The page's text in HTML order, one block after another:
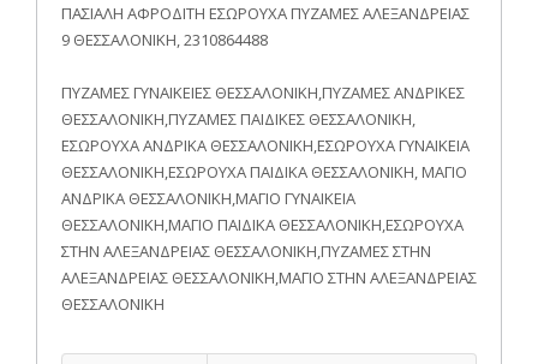
ΠΑΣΙΑΛΗ ΑΦΡΟΔΙΤΗ ΕΣΩΡΟΥΧΑ ΠΥΖΑΜΕΣ ΑΛΕΞΑΝΔΡΕΙΑΣ
9 ΘΕΣΣΑΛΟΝΙΚΗ, 2310864488
ΠΥΖΑΜΕΣ ΓΥΝΑΙΚΕΙΕΣ ΘΕΣΣΑΛΟΝΙΚΗ,ΠΥΖΑΜΕΣ ΑΝΔΡΙΚΕΣ
ΘΕΣΣΑΛΟΝΙΚΗ,ΠΥΖΑΜΕΣ ΠΑΙΔΙΚΕΣ ΘΕΣΣΑΛΟΝΙΚΗ,
ΕΣΩΡΟΥΧΑ ΑΝΔΡΙΚΑ ΘΕΣΣΑΛΟΝΙΚΗ,ΕΣΩΡΟΥΧΑ ΓΥΝΑΙΚΕΙΑ
ΘΕΣΣΑΛΟΝΙΚΗ,ΕΣΩΡΟΥΧΑ ΠΑΙΔΙΚΑ ΘΕΣΣΑΛΟΝΙΚΗ, ΜΑΓΙΟ
ΑΝΔΡΙΚΑ ΘΕΣΣΑΛΟΝΙΚΗ,ΜΑΓΙΟ ΓΥΝΑΙΚΕΙΑ
ΘΕΣΣΑΛΟΝΙΚΗ,ΜΑΓΙΟ ΠΑΙΔΙΚΑ ΘΕΣΣΑΛΟΝΙΚΗ,ΕΣΩΡΟΥΧΑ
ΣΤΗΝ ΑΛΕΞΑΝΔΡΕΙΑΣ ΘΕΣΣΑΛΟΝΙΚΗ,ΠΥΖΑΜΕΣ ΣΤΗΝ
ΑΛΕΞΑΝΔΡΕΙΑΣ ΘΕΣΣΑΛΟΝΙΚΗ,ΜΑΓΙΟ ΣΤΗΝ ΑΛΕΞΑΝΔΡΕΙΑΣ
ΘΕΣΣΑΛΟΝΙΚΗ